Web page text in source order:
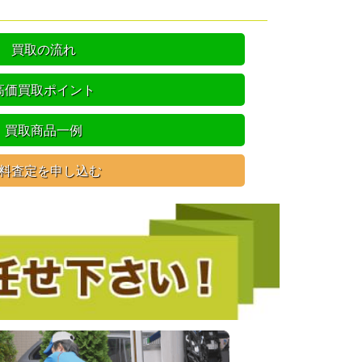
買取の流れ
価買取ポイント
買取商品一例
査定を申し込む